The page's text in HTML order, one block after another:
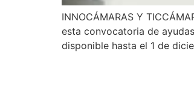
INNOCÁMARAS Y
esta convocatoria de
disponible hasta el 1 de